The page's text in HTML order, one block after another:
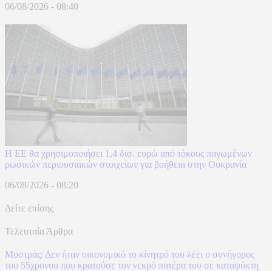
06/08/2026 - 08:40
Η ΕΕ θα χρησιμοποιήσει 1,4 δισ. ευρώ από τόκους παγωμένων
ρωσικών περιουσιακών στοιχείων για βοήθεια στην Ουκρανία
06/08/2026 - 08:20
Δείτε επίσης
Τελευταία Άρθρα
Μυστράς: Δεν ήταν οικονομικό το κίνητρό του λέει ο συνήγορος
του 55χρονου που κρατούσε τον νεκρό πατέρα του σε καταψύκτη